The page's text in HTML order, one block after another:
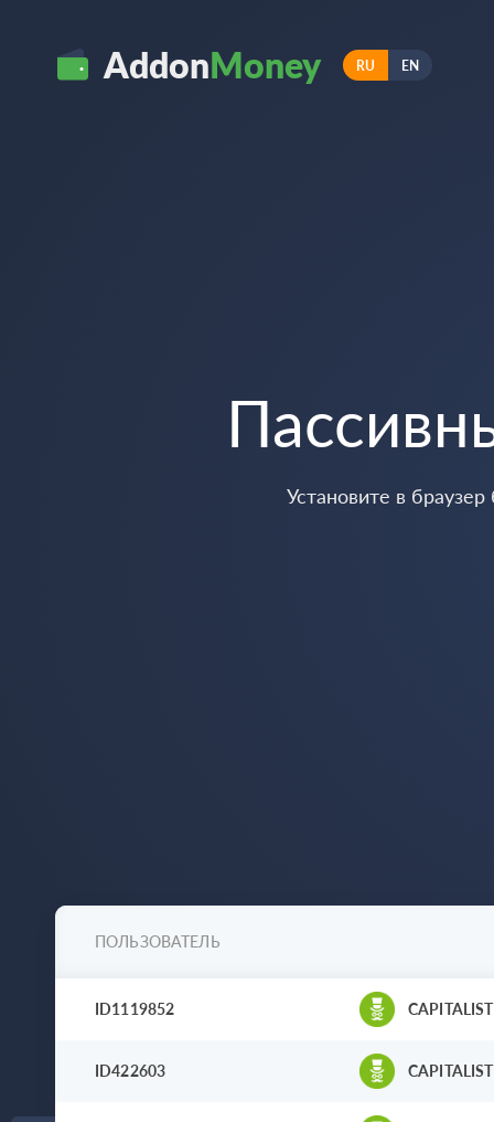
AddonMoney RU EN
Установите в
ПОЛЬЗОВАТЕЛЬ
ID1119852 CAPITALIST
ID422603 CAPITALIST